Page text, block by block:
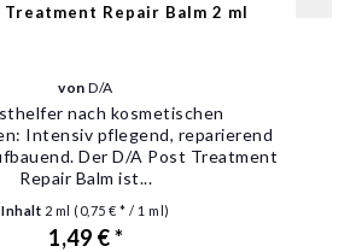
Treatment Repair Balm 2 ml
vonD/A
nach kosmetischen
Intensiv pflegend, reparierend
Der D/A Post Treatment
Repair Balm ist...
Inhalt 2 ml (0,75 € * / 1 ml)
1,49 € *